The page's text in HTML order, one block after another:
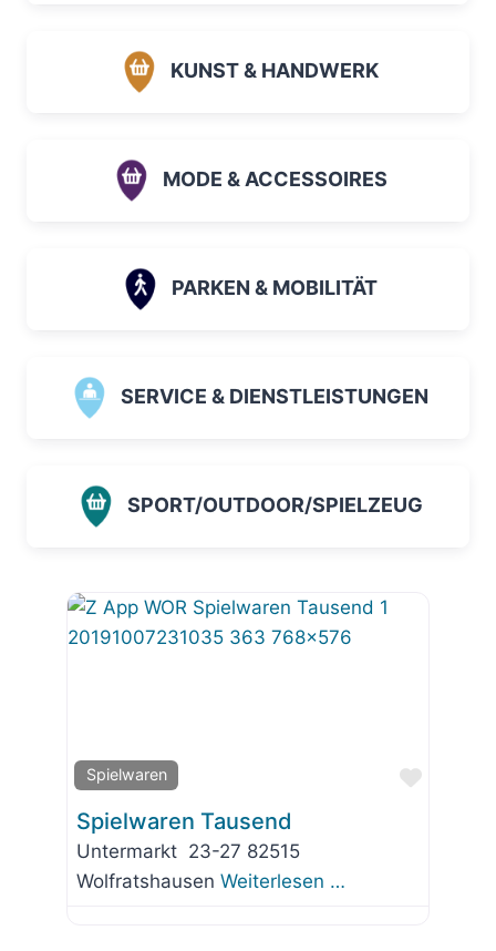
KUNST & HANDWERK
MODE & ACCESSOIRES
PARKEN & MOBILITÄT
SERVICE & DIENSTLEISTUNGEN
SPORT/OUTDOOR/SPIELZEUG
Spielwaren
Favorit
Spielwaren Tausend
Untermarkt 23-27 82515
Wolfratshausen Weiterlesen …